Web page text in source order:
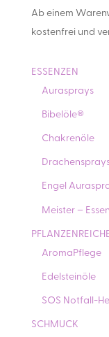
Ab einem
kostenfrei und
ESSENZEN
Aurasprays
Bibelöle®
Chakrenöle
Engel
Meister –
AromaPflege
Edelsteinöle
SOS Notfall-
SCHMUCK